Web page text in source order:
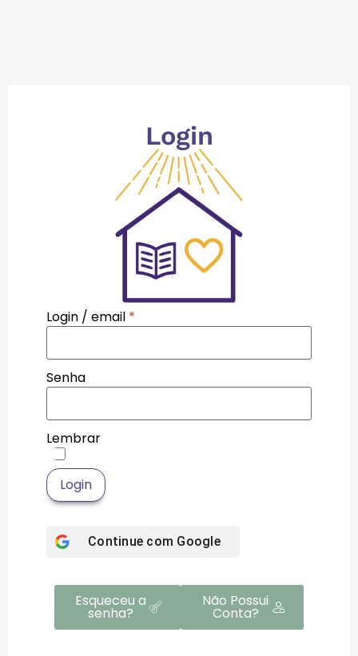
Login
Login / email *
Senha
Lembrar
Login
Continue com Google
Esqueceu a
senha?
Não Possui
Conta?